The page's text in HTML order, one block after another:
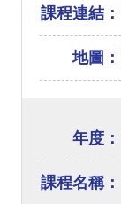
課程連結：
地圖：
年度：
課程名稱：